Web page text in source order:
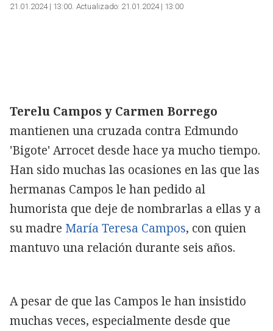
21.01.2024 | 13:00 Actualizado: 21.01.2024 | 13:00
Terelu Campos y Carmen Borrego
mantienen una cruzada contra Edmundo
'Bigote' Arrocet desde hace ya mucho tiempo.
Han sido muchas las ocasiones en las que las
hermanas Campos le han pedido al
humorista que deje de nombrarlas a ellas y a
su madre María Teresa Campos, con quien
mantuvo una relación durante seis años.
A pesar de que las Campos le han insistido
muchas veces, especialmente desde que